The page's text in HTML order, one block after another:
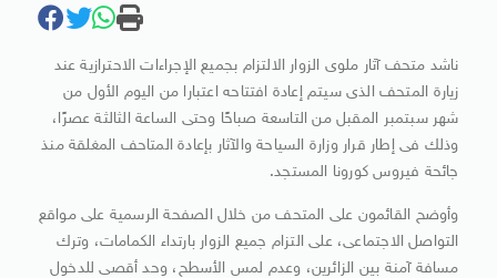
ناشد متحف آثار ملوى الزوار الالتزام بجميع الإجراءات الاحترازية عند
زيارة المتحف الذى سيتم إعادة افتتاحه اعتبارا من اليوم الأول من
شهر سبتمبر المقبل من التاسعة صباحًا وحتى الساعة الثالثة عصرًا،
وذلك فى إطار قرار وزارة السياحة والآثار بإعادة المتاحف المغلقة منذ
جائحة فيروس كورونا المستجد.
وأوضح القائمون على المتحف من خلال الصفحة الرسمية على مواقع
التواصل الاجتماعى، على التزام جميع الزوار بارتداء الكمامات، وترك
مسافة آمنة بين الزائرين، وعدم لمس الأسطح، وحد أقصى للدخول